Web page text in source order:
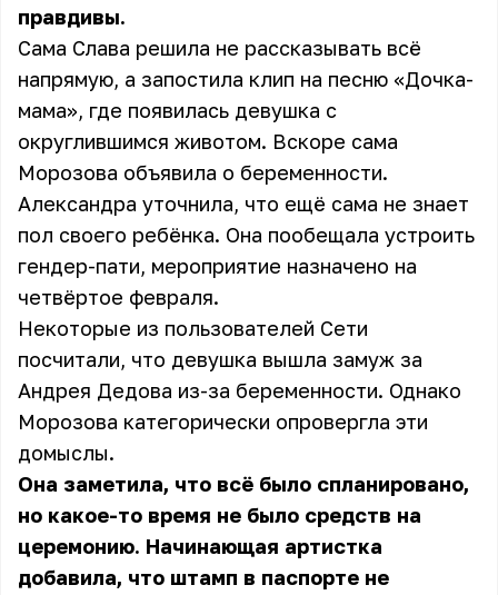
правдивы.
Сама Слава решила не рассказывать всё
напрямую, а запостила клип на песню «Дочка-
мама», где появилась девушка с
округлившимся животом. Вскоре сама
Морозова объявила о беременности.
Александра уточнила, что ещё сама не знает
пол своего ребёнка. Она пообещала устроить
гендер-пати, мероприятие назначено на
четвёртое февраля.
Некоторые из пользователей Сети
посчитали, что девушка вышла замуж за
Андрея Дедова из-за беременности. Однако
Морозова категорически опровергла эти
домыслы.
Она заметила, что всё было спланировано,
но какое-то время не было средств на
церемонию. Начинающая артистка
добавила, что штамп в паспорте не